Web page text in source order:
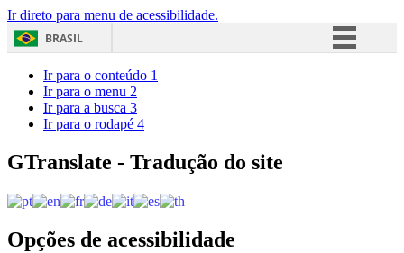
Ir direto para menu de acessibilidade.
BRASIL
Acesso à informação
Ir para o conteúdo 1
Ir para o menu 2
Ir para a busca 3
Ir para o rodapé 4
GTranslate - Tradução do site
Opções de acessibilidade